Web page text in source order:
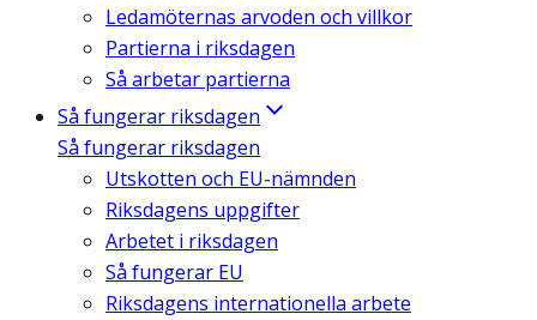
Ledamöternas arvoden och villkor
Partierna i riksdagen
Så arbetar partierna
Så fungerar riksdagen
Så fungerar riksdagen
Utskotten och EU-nämnden
Riksdagens uppgifter
Arbetet i riksdagen
Så fungerar EU
Riksdagens internationella arbete